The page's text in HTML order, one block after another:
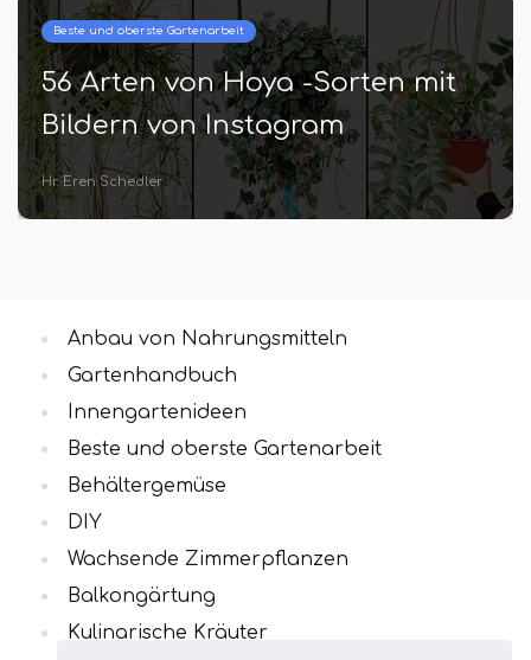
Beste und oberste Gartenarbeit
56 Arten von Hoya -Sorten mit
Bildern von Instagram
Hr. Eren Schedler
Anbau von Nahrungsmitteln
Gartenhandbuch
Innengartenideen
Beste und oberste Gartenarbeit
Behältergemüse
DIY
Wachsende Zimmerpflanzen
Balkongärtung
Kulinarische Kräuter